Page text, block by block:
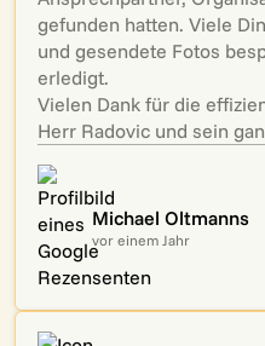
gefunden hatten. Viele
und gesendete Fotos
erledigt.
Vielen Dank für die
Herr Radovic und sein
Michael Oltmanns
vor einem Jahr